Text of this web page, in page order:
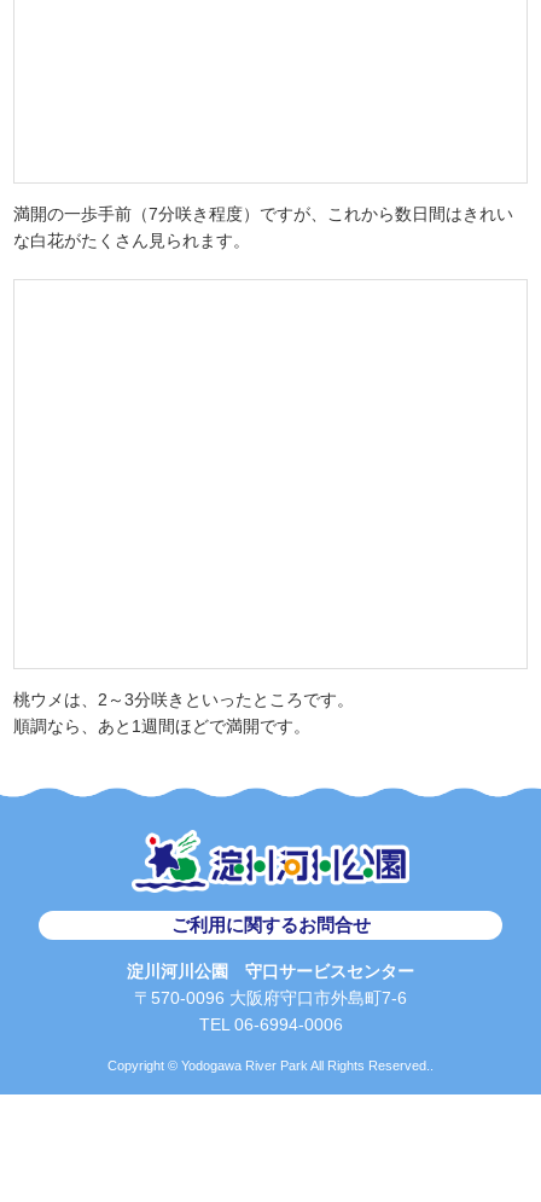
満開の一歩手前（7分咲き程度）ですが、これから数日間はきれい
な白花がたくさん見られます。
桃ウメは、2～3分咲きといったところです。
順調なら、あと1週間ほどで満開です。
ご利用に関するお問合せ
淀川河川公園 守口サービスセンター
〒570-0096 大阪府守口市外島町7-6
TEL 06-6994-0006
Copyright © Yodogawa River Park All Rights Reserved..